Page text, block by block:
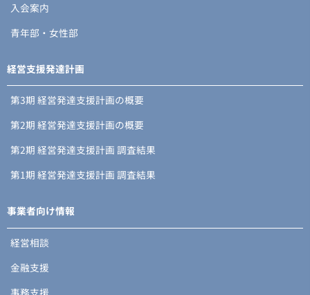
入会案内
青年部・女性部
経営支援発達計画
第3期 経営発達支援計画の概要
第2期 経営発達支援計画の概要
第2期 経営発達支援計画 調査結果
第1期 経営発達支援計画 調査結果
事業者向け情報
経営相談
金融支援
事務支援